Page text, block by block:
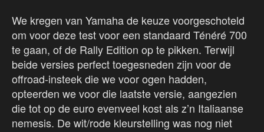
We kregen van Yamaha de keuze voorgeschoteld
om voor deze test voor een standaard Ténéré 700
te gaan, of de Rally Edition op te pikken. Terwijl
beide versies perfect toegesneden zijn voor de
offroad-insteek die we voor ogen hadden,
opteerden we voor die laatste versie, aangezien
die tot op de euro evenveel kost als z’n Italiaanse
nemesis. De wit/rode kleurstelling was nog niet